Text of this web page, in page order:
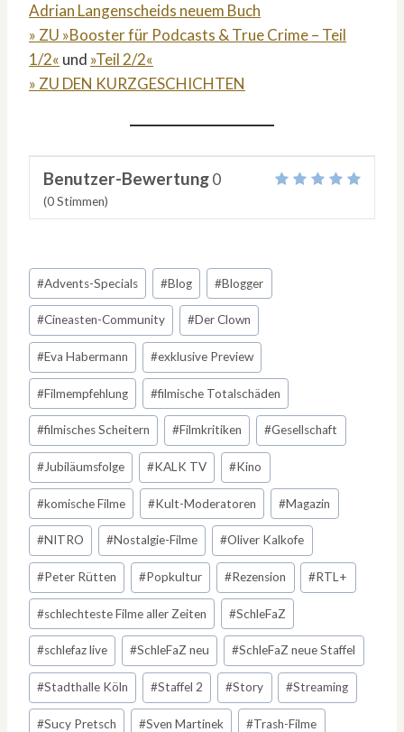
Adrian Langenscheids neuem Buch
» ZU »Booster für Podcasts & True Crime – Teil
1/2« und »Teil 2/2«
» ZU DEN KURZGESCHICHTEN
Benutzer-Bewertung0
(0Stimmen)
Schlagworte:
#Advents-Specials #Blog #Blogger
#Cineasten-Community #Der Clown
#Eva Habermann #exklusive Preview
#Filmempfehlung #filmische Totalschäden
#filmisches Scheitern #Filmkritiken #Gesellschaft
#Jubiläumsfolge #KALK TV #Kino
#komische Filme #Kult-Moderatoren #Magazin
#NITRO #Nostalgie-Filme #Oliver Kalkofe
#Peter Rütten #Popkultur #Rezension #RTL+
#schlechteste Filme aller Zeiten #SchleFaZ
#schlefaz live #SchleFaZ neu #SchleFaZ neue Staffel
#Stadthalle Köln #Staffel 2 #Story #Streaming
#Sucy Pretsch #Sven Martinek #Trash-Filme